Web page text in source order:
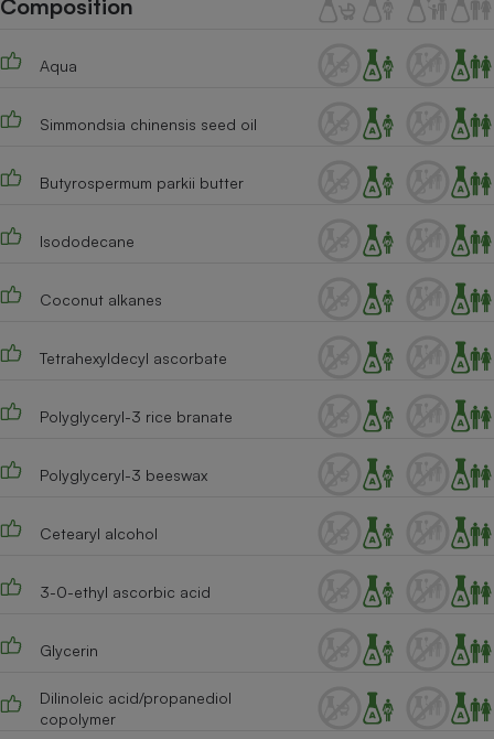
Composition
Aqua
Simmondsia chinensis seed oil
Butyrospermum parkii butter
Isododecane
Coconut alkanes
Tetrahexyldecyl ascorbate
Polyglyceryl-3 rice branate
Polyglyceryl-3 beeswax
Cetearyl alcohol
3-0-ethyl ascorbic acid
Glycerin
Dilinoleic acid/propanediol
copolymer
Plaque de cuisson à
induction
Climatiseur -
Ventilateur
Cafetière à expressos
Téléphone mobile -
Antivirus
Climatiseur -
Ventilateur